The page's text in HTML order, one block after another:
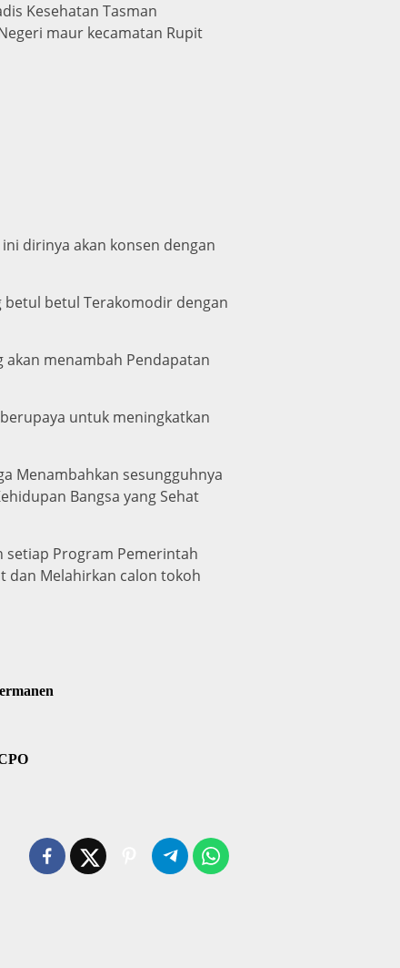
Kesehatan Tasman
maur kecamatan Rupit
dirinya akan konsen dengan
betul betul Terakomodir dengan
akan menambah Pendapatan
untuk meningkatkan
Menambahkan sesungguhnya
Bangsa yang Sehat
setiap Program Pemerintah
dan Melahirkan calon tokoh